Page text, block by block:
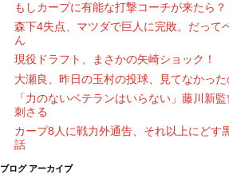
もしカープに有能な打撃コーチが来たら？
森下4失点、マツダで巨人に完敗。だって
ん
現役ドラフト、まさかの矢崎ショック！
大瀬良、昨日の玉村の投球、見てなかった
「力のないベテランはいらない」藤川新
刺さる
カープ8人に戦力外通告、それ以上にどす
話
ブログ アーカイブ